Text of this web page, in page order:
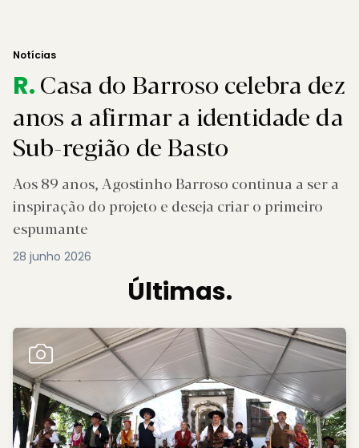
Notícias
R.Casa do Barroso celebra dez
anos a afirmar a identidade da
Sub-região de Basto
Aos 89 anos, Agostinho Barroso continua a ser a
inspiração do projeto e deseja criar o primeiro
espumante
28 junho 2026
Últimas.